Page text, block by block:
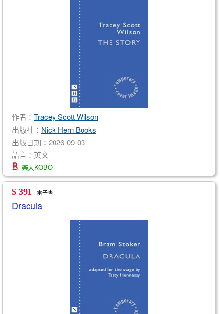
作者： Tracey Scott Wilson
出版社： Nick Hern Books
出版日期：2026-09-03
語言：英文
樂天KOBO
$ 391 電子書
Dracula